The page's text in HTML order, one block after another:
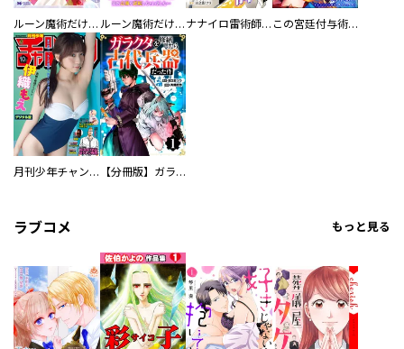
ルーン魔術だけが取り柄の不憫令嬢、天才王子に溺愛される ～婚約者、仕事、成果もすべて姉に横取りされた地味な妹ですが、ある日突然立場が逆転しちゃいました～（コミック） ルーン魔術だけが取り柄の不憫令嬢、天才王子に溺愛される ～婚約者、仕事、成果もすべて姉に横取りされた地味な妹ですが、ある日突然立場が逆転しちゃいました～（コミック） 分冊版 ナナイロ雷術師の英雄譚-すべてを失った俺、雷魔術を極めて最強へと至る- 【分冊版】 この宮廷付与術師、規格外につき ～人類唯一のスキル「言霊使い」で、俺は世界に命令する～ コミック版（分冊版）
月刊少年チャンピオン 【分冊版】ガラクタを修繕したら古代兵器だった件
ラブコメ もっと見る